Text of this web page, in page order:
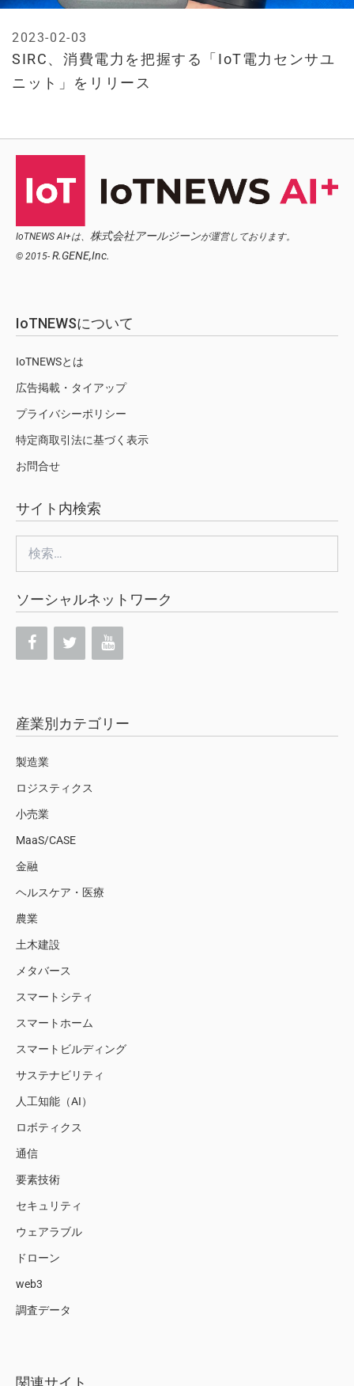
SIRC、消費電力を把握する「IoT電力センサユ
ニット」をリリース
2023-02-03
IoTNEWS AI+は、 株式会社アールジーンが運営しております。
© 2015- R.GENE,Inc.
IoTNEWSについて
IoTNEWSとは
広告掲載・タイアップ
プライバシーポリシー
特定商取引法に基づく表示
お問合せ
サイト内検索
索:
ソーシャルネットワーク
産業別カテゴリー
製造業
ロジスティクス
小売業
MaaS/CASE
金融
ヘルスケア・医療
農業
土木建設
メタバース
スマートシティ
スマートホーム
スマートビルディング
サステナビリティ
人工知能（AI）
ロボティクス
通信
要素技術
セキュリティ
ウェアラブル
ドローン
web3
調査データ